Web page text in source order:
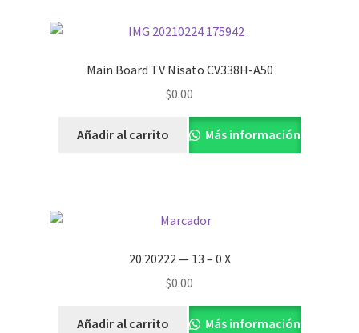
Main Board TV Nisato CV338H-A50
$0.00
Añadir al carrito Más información
20.20222 — 13 – 0 X
$0.00
Añadir al carrito Más información